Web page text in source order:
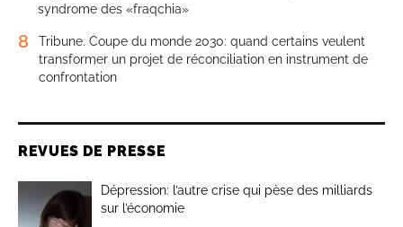
syndrome des «fraqchia»
8
Tribune. Coupe du monde 2030: quand certains veulent
transformer un projet de réconciliation en instrument de
confrontation
REVUES DE PRESSE
Dépression: l’autre crise qui pèse des milliards
sur l’économie